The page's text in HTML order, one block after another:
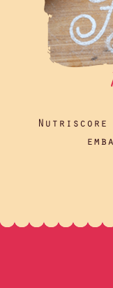
Nutriscore